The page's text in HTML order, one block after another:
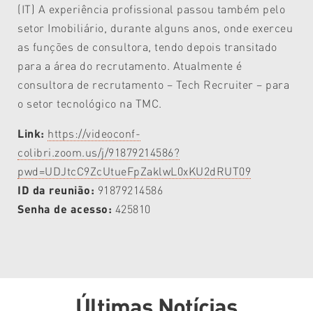
(IT) A experiência profissional passou também pelo
setor Imobiliário, durante alguns anos, onde exerceu
as funções de consultora, tendo depois transitado
para a área do recrutamento. Atualmente é
consultora de recrutamento – Tech Recruiter – para
o setor tecnológico na TMC.
Link: https://videoconf-
colibri.zoom.us/j/91879214586?
pwd=UDJtcC9ZcUtueFpZaklwL0xKU2dRUT09
ID da reunião: 91879214586
Senha de acesso: 425810